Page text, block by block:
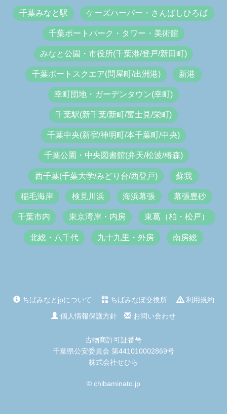
千葉みなと駅 ケーズハーバー・さんばしひろば
千葉ポートパーク・タワー・美術館
みなと公園・市役所(千葉港/登戸/新田町)
千葉ポートスクエア(問屋町/出洲港) 新港
幸町団地・ガーデンタウン(幸町)
千葉駅(新千葉/新町/富士見/栄町)
千葉中央(新宿/神明町/本千葉町/中央)
千葉公園・中央図書館(弁天/松波/椿森)
西千葉(千葉大学/みどり台/西登戸) 蘇我
稲毛海岸 検見川浜 海浜幕張 幕張豊砂
千葉市内 東京湾岸・内房 東葛（柏・松戸）
北総・八千代 九十九里・外房 南房総
ちばみなとjpについて ちばみなぽ交換所
利用規約
個人情報保護方針
お問い合わせ
古物商許可証番号
千葉県公安委員会 第441010002869号
株式会社せひら
© chibaminato.jp